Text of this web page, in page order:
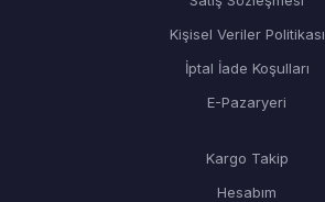
Kişisel Veriler Politikası
İptal İade Koşulları
E-Pazaryeri
Kargo Takip
Hesabım